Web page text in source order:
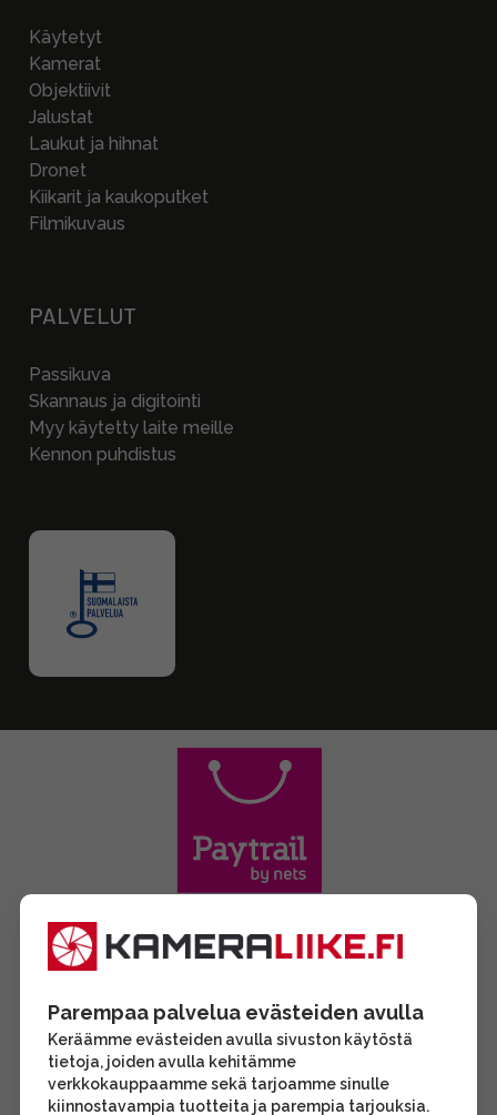
Käytetyt
Kamerat
Objektiivit
Jalustat
Laukut ja hihnat
Dronet
Kiikarit ja kaukoputket
Filmikuvaus
PALVELUT
Passikuva
Skannaus ja digitointi
Myy käytetty laite meille
Kennon puhdistus
Parempaa palvelua evästeiden avulla
Keräämme evästeiden avulla sivuston käytöstä
tietoja, joiden avulla kehitämme
verkkokauppaamme sekä tarjoamme sinulle
kiinnostavampia tuotteita ja parempia tarjouksia.